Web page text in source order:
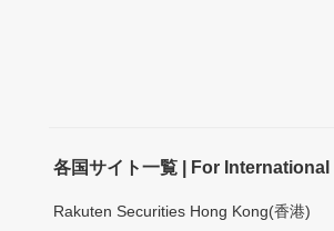
各国サイト一覧 | For International
Rakuten Securities Hong Kong(香港)